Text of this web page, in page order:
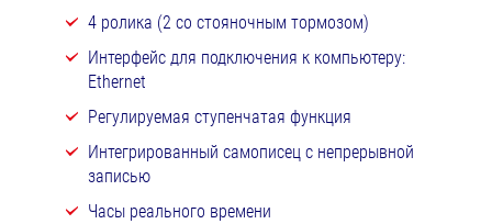
4 ролика (2 со стояночным тормозом)
Интерфейс для подключения к компьютеру:
Ethernet
Регулируемая ступенчатая функция
Интегрированный самописец с непрерывной
записью
Часы реального времени